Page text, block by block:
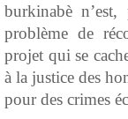
burkinabè
problème de
projet qui se
à la justice des
pour des crimes